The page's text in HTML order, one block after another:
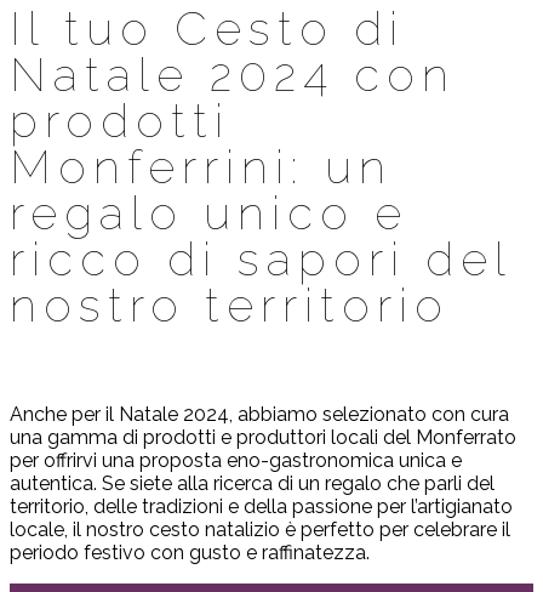
Il tuo Cesto di
Natale 2024 con
prodotti
Monferrini: un
regalo unico e
ricco di sapori del
nostro territorio
Anche per il Natale 2024, abbiamo selezionato con cura
una gamma di prodotti e produttori locali del Monferrato
per offrirvi una proposta eno-gastronomica unica e
autentica. Se siete alla ricerca di un regalo che parli del
territorio, delle tradizioni e della passione per l’artigianato
locale, il nostro cesto natalizio è perfetto per celebrare il
periodo festivo con gusto e raffinatezza.